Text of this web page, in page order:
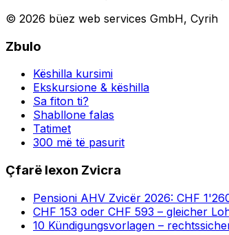
© 2026 büez web services GmbH, Cyrih
Zbulo
Këshilla kursimi
Ekskursione & këshilla
Sa fiton ti?
Shabllone falas
Tatimet
300 më të pasurit
Çfarë lexon Zvicra
Pensioni AHV Zvicër 2026: CHF
CHF 153 oder CHF 593 – gleicher
10 Kündigungsvorlagen –